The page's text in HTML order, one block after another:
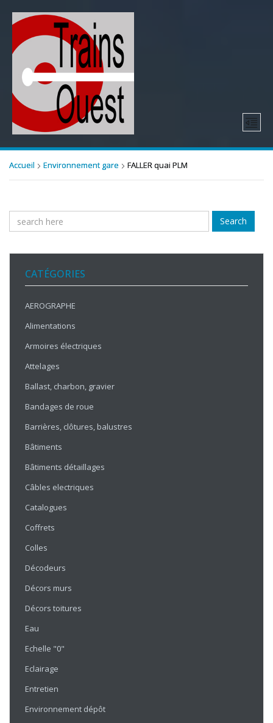
Accueil Environnement gare FALLER quai PLM
Search
CATÉGORIES
AEROGRAPHE
Alimentations
Armoires électriques
Attelages
Ballast, charbon, gravier
Bandages de roue
Barrières, clôtures, balustres
Bâtiments
Bâtiments détaillages
Câbles electriques
Catalogues
Coffrets
Colles
Décodeurs
Décors murs
Décors toitures
Eau
Echelle "0"
Eclairage
Entretien
Environnement dépôt